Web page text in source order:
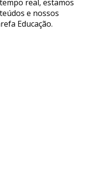
real, estamos
e nossos
Educação.